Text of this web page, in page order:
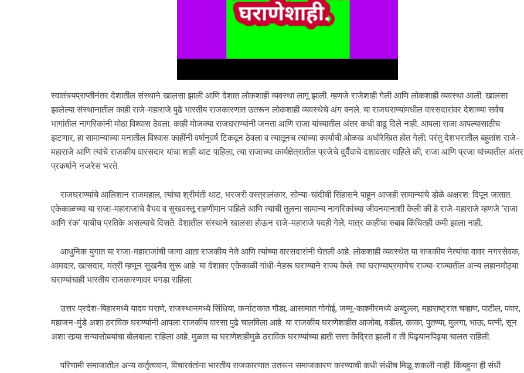
स्वातंत्र्यप्राप्तीनंतर देशातील संस्थाने खालसा झाली आणि देशात लोकशाही व्यवस्था लागू झाली. म्हणजे राजेशाही गेली आणि लोकशाही व्यवस्था आली. खालसा
झालेल्या संस्थानातील काही राजे-महाराजे पुढे भारतीय राजकारणात उतरून लोकशाही व्यवस्थेचे अंग बनले. या राजघराण्यांमधील वारसदारांवर देशाच्या सर्वच
भागांतील नागरिकांनी मोठा विश्वास ठेवला. काही मोजक्या राजघराण्यांनी जनता आणि राजा यांच्यातील अंतर कधी वाढू दिले नाही. आपला राजा आपल्यासाठीच
झटणार, हा सामान्यांच्या मनातील विश्वास काहींनी वर्षानुवर्ष टिकवून ठेवला व त्यातूनच त्यांच्या कार्याची ओळख अधोरेखित होत गेली; परंतु देशभरातील बहुतांश राजे-
महाराजे आणि त्यांचे राजकीय वारसदार यांचा शाही थाट पाहिला, त्या राजाच्या कार्यक्षेत्रातील प्रजेचे दुर्दैवाचे दशावतार पाहिले की, राजा आणि प्रजा यांच्यातील अंतर
प्रकर्षाने नजरेस भरते.
राजघराण्यांचे आलिशान राजमहाल, त्यांचा श्रीमंती थाट, भरजरी वस्त्रालंकार, सोन्या-चांदीची सिंहासने पाहून आजही सामान्यांचे डोळे अक्षरश: दिपून जातात.
एकेकाळच्या या राजा-महाराजांचे वैभव व सुखवस्तू राहणीमान पाहिले आणि त्याची तुलना सामान्य नागरिकांच्या जीवनमानाशी केली की हे राजे-महाराजे म्हणजे ‘राजा
आणि रंक’ याचीच प्रतिके असल्याचे दिसते. देशातील संस्थाने खालसा होऊन राजे-महाराजे पदही गेले; मात्र काहींचा रुबाब किंचितही कमी झाला नाही.
आधुनिक युगात या राजा-महाराजांची जागा आता राजकीय नेते आणि त्यांच्या वारसदारांनी घेतली आहे. लोकशाही व्यवस्थेत या राजकीय नेत्यांचा वावर नगरसेवक,
आमदार, खासदार, मंत्री म्हणून सुखनैव सुरू आहे. या देशावर एकेकाळी गांधी-नेहरू घराण्याने राज्य केले. त्या घराण्याप्रमाणेच राज्या-राज्यातील अन्य लहानमोठ्या
घराण्यांचाही भारतीय राजकारणावर पगडा राहिला.
उत्तर प्रदेश-बिहारमध्ये यादव घराणे, राजस्थानमध्ये सिंधिया, कर्नाटकात गौडा, आसामात गोगोई, जम्मू-काश्मीरमध्ये अब्दुल्ला, महाराष्ट्रात चव्हाण, पाटील, पवार,
महाजन-मुंडे अशा ठराविक घराण्यांनी आपला राजकीय वारसा पुढे चालविला आहे. या राजकीय घराणेशाहीत आजोबा, वडील, काका, पुतण्या, मुलगा, भाऊ, पत्नी, सून
अशा सार्‍या सग्यासोयर्‍यांचा बोलबाला राहिला आहे. मुळात या घराणेशाहीमुळे ठराविक घराण्यांच्या हाती सत्ता केंद्रित झाली व ती पिढ्यानपिढ्या चालत राहिली.
परिणामी समाजातील अन्य कर्तृत्ववान, विचारवंतांना भारतीय राजकारणात उतरून समाजकारण करण्याची कधी संधीच मिळू शकली नाही. किंबहुना ही संधी